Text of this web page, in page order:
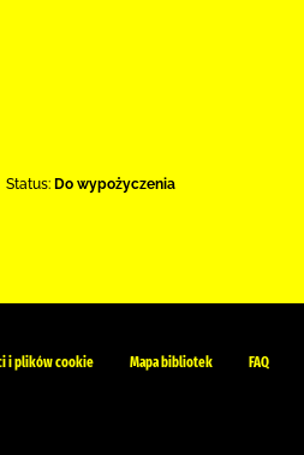
Status: Do wypożyczenia
i plików cookie Mapa bibliotek FAQ